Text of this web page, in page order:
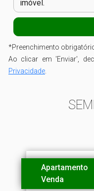
*Preenchimento
Ao clicar em 'Enviar',
Privacidade
Apartamento
Venda